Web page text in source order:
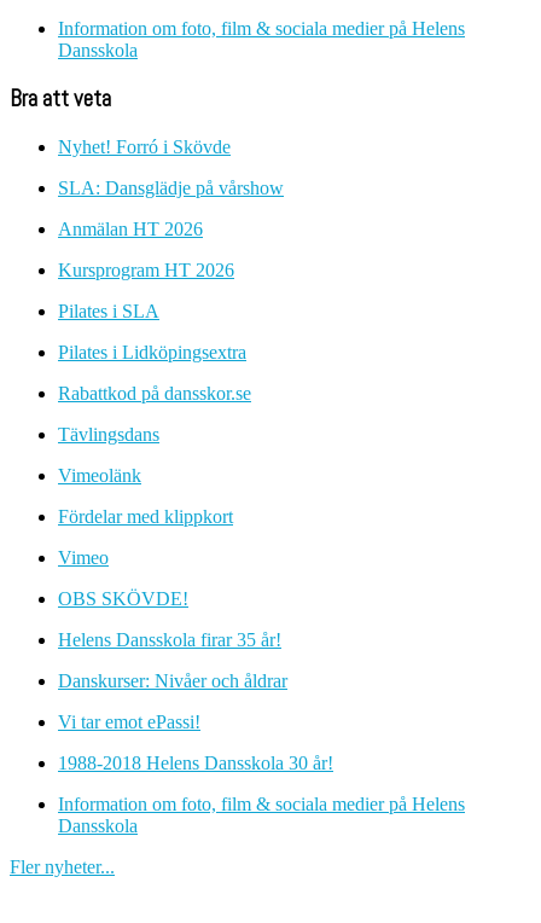
Information om foto, film & sociala medier på Helens
Dansskola
Bra att veta
Nyhet! Forró i Skövde
SLA: Dansglädje på vårshow
Anmälan HT 2026
Kursprogram HT 2026
Pilates i SLA
Pilates i Lidköpingsextra
Rabattkod på dansskor.se
Tävlingsdans
Vimeolänk
Fördelar med klippkort
Vimeo
OBS SKÖVDE!
Helens Dansskola firar 35 år!
Danskurser: Nivåer och åldrar
Vi tar emot ePassi!
1988-2018 Helens Dansskola 30 år!
Information om foto, film & sociala medier på Helens
Dansskola
Fler nyheter...